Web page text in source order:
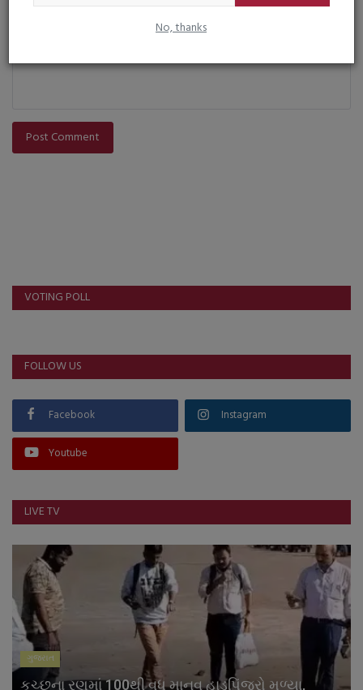
No, thanks
Post Comment
VOTING POLL
FOLLOW US
Facebook Instagram
Youtube
LIVE TV
ગુજરાત
કચ્છના રણમાં 100થી વધુ માનવ હાડપિંજરો મળ્યા,